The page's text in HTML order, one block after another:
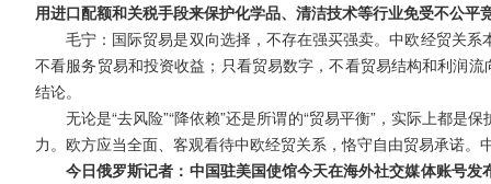
用进口配额和关税手段来保护化学品、清洁技术等行业免受不公平
毛宁：国际贸易是双向选择，不存在强买强卖。中欧经贸关
不看服务贸易和投资收益；只看贸易数字，不看贸易结构和利润
结论。
无论是“去风险”“降依赖”还是所谓的“贸易平衡”，实际上都
力。欧方应当全面、客观看待中欧经贸关系，恪守自由贸易承诺
今日俄罗斯记者：中国驻美国使馆今天在海外社交媒体账号